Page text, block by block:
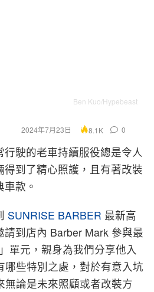
Ben Kuo/Hypebeast
2024年7月23日 8.1K 0
駛的老車持續服役總是令人
到了精心照護，且有著改裝
款。
SUNRISE BARBER 最新高
到店內 Barber Mark 參與最
」單元，親身為我們分享他入
哪些特別之處，對於有意入坑
無論是未來照顧或者改裝方